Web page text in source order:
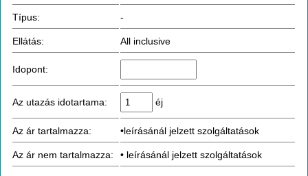
Típus: -
Ellátás: All inclusive
Idopont:
Az utazás idotartama: éj
Az ár tartalmazza: •leírásánál jelzett szolgáltatások
Az ár nem tartalmazza: • leírásánál jelzett szolgáltatások